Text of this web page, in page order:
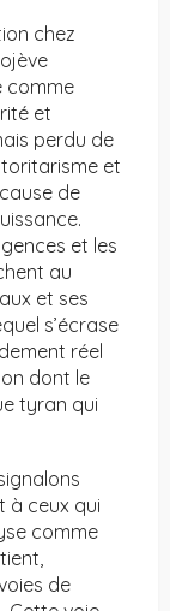
chez
comme
et
perdu de
et
de
et les
au
et ses
s’écrase
réel
dont le
tyran qui
à ceux qui
comme
de